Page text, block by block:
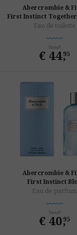
Abercrombie &
First Instinct Together
Eau de toilette
Vanaf
€ 44,
95
Abercrombie &
First Instinct
Eau de parfum
Vanaf
€ 40,
95